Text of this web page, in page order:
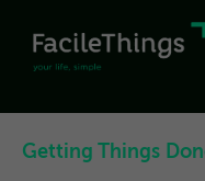
Getting Things